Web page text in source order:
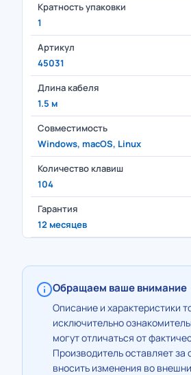
Кратность упаковки
1
Артикул
45031
Длина кабеля
1.5 м
Совместимость
Windows, macOS, Linux
Количество клавиш
104
Гарантия
12 месяцев
Обращаем ваше внимание
Описание и характеристики
исключительно
могут отличаться от
Производитель оставляет за
вносить изменения во